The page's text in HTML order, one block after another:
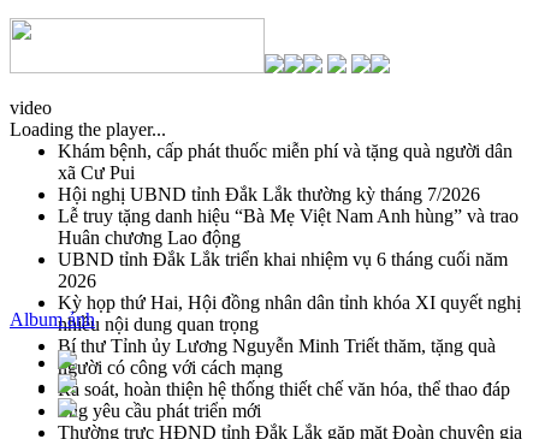
video
Loading the player...
Khám bệnh, cấp phát thuốc miễn phí và tặng quà người dân
xã Cư Pui
Hội nghị UBND tỉnh Đắk Lắk thường kỳ tháng 7/2026
Lễ truy tặng danh hiệu “Bà Mẹ Việt Nam Anh hùng” và trao
Huân chương Lao động
UBND tỉnh Đắk Lắk triển khai nhiệm vụ 6 tháng cuối năm
2026
Kỳ họp thứ Hai, Hội đồng nhân dân tỉnh khóa XI quyết nghị
nhiều nội dung quan trọng
Bí thư Tỉnh ủy Lương Nguyễn Minh Triết thăm, tặng quà
người có công với cách mạng
Rà soát, hoàn thiện hệ thống thiết chế văn hóa, thể thao đáp
ứng yêu cầu phát triển mới
Thường trực HĐND tỉnh Đắk Lắk gặp mặt Đoàn chuyên gia
Album ảnh